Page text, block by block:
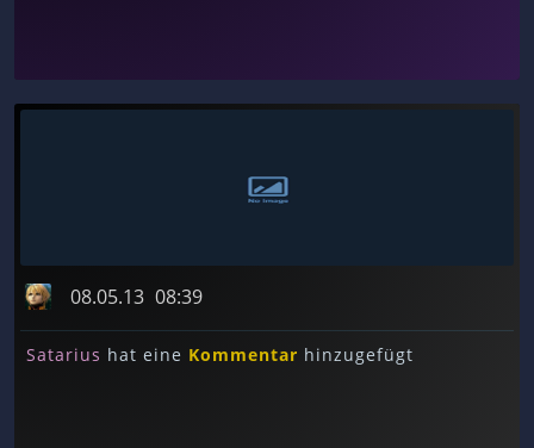
08.05.13 08:39
Satarius hat eine Kommentar hinzugefügt